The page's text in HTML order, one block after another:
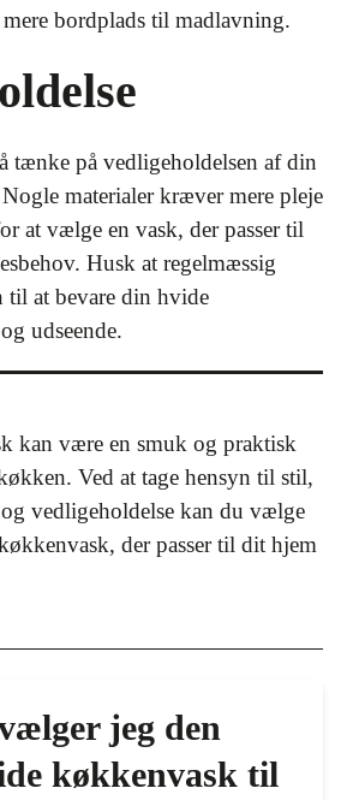
bordplads til madlavning.
tænke på vedligeholdelsen af din
materialer kræver mere pleje
at vælge en vask, der passer til
Husk at regelmæssig
til at bevare din hvide
udseende.
kan være en smuk og praktisk
Ved at tage hensyn til stil,
og vedligeholdelse kan du vælge
der passer til dit hjem
jeg den
køkkenvask til